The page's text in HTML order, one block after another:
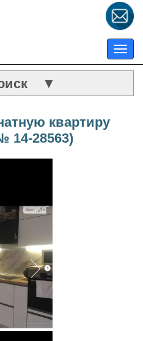
▼
квартиру
14-28563)